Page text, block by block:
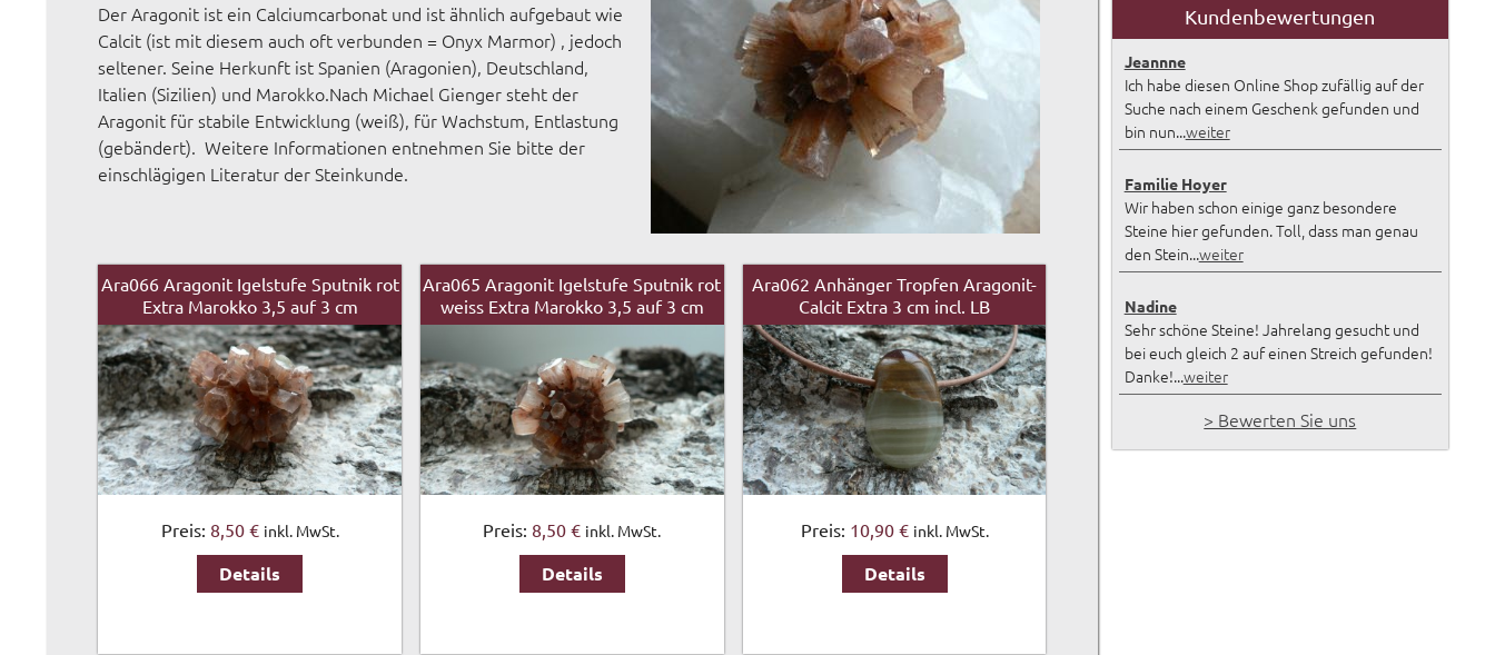
Der Aragonit ist ein Calciumcarbonat und ist ähnlich aufgebaut wie
Calcit (ist mit diesem auch oft verbunden = Onyx Marmor) , jedoch
seltener. Seine Herkunft ist Spanien (Aragonien), Deutschland,
Italien (Sizilien) und Marokko.Nach Michael Gienger steht der
Aragonit für stabile Entwicklung (weiß), für Wachstum, Entlastung
(gebändert). Weitere Informationen entnehmen Sie bitte der
einschlägigen Literatur der Steinkunde.
Ara066 Aragonit Igelstufe Sputnik rot
Extra Marokko 3,5 auf 3 cm
Preis: 8,50 € inkl. MwSt.
Details
Ara065 Aragonit Igelstufe Sputnik rot
weiss Extra Marokko 3,5 auf 3 cm
Preis: 8,50 € inkl. MwSt.
Details
Ara062 Anhänger Tropfen Aragonit-
Calcit Extra 3 cm incl. LB
Preis: 10,90 € inkl. MwSt.
Details
Kundenbewertungen
Jeannne
Ich habe diesen Online Shop zufällig auf der
Suche nach einem Geschenk gefunden und
bin nun...weiter
Familie Hoyer
Wir haben schon einige ganz besondere
Steine hier gefunden. Toll, dass man genau
den Stein...weiter
Nadine
Sehr schöne Steine! Jahrelang gesucht und
bei euch gleich 2 auf einen Streich gefunden!
Danke!...weiter
> Bewerten Sie uns